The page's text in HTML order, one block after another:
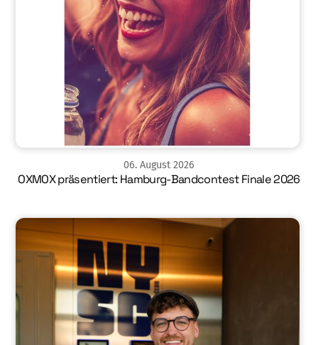
06. August 2026
OXMOX präsentiert: Hamburg-Bandcontest Finale 2026